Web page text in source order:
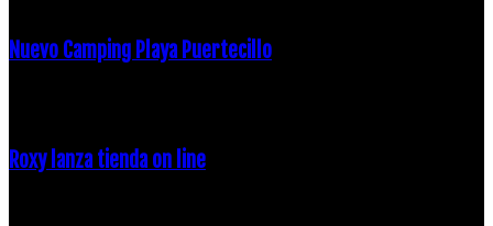
Nuevo Camping Playa Puertecillo
Roxy lanza tienda on line